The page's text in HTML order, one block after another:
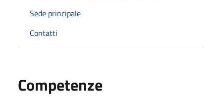
Sede principale
Contatti
Competenze